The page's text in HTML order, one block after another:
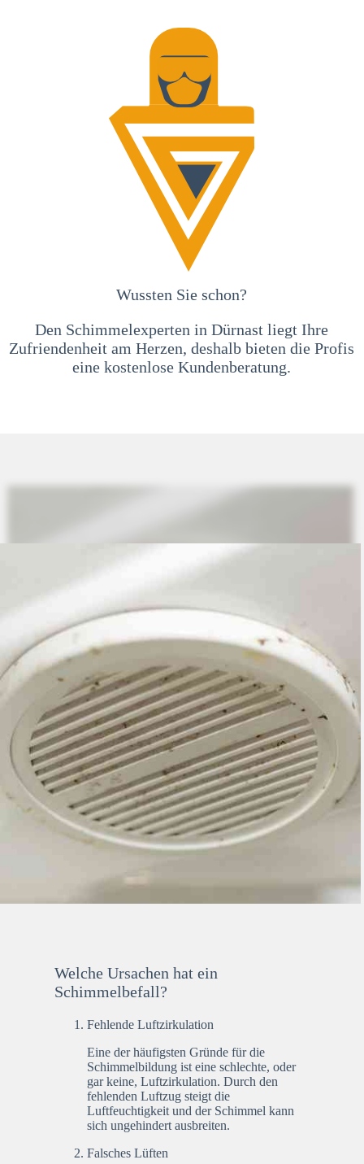
Wussten Sie schon?
Den Schimmelexperten in Dürnast liegt Ihre
Zufriendenheit am Herzen, deshalb bieten die Profis
eine kostenlose Kundenberatung.
Welche Ursachen hat ein
Schimmelbefall?
Fehlende Luftzirkulation
Eine der häufigsten Gründe für die
Schimmelbildung ist eine schlechte, oder
gar keine, Luftzirkulation. Durch den
fehlenden Luftzug steigt die
Luftfeuchtigkeit und der Schimmel kann
sich ungehindert ausbreiten.
Falsches Lüften